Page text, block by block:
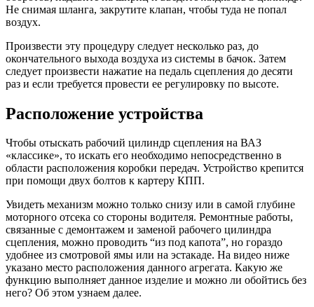
Не снимая шланга, закрутите клапан, чтобы туда не попал
воздух.
Произвести эту процедуру следует несколько раз, до
окончательного выхода воздуха из системы в бачок. Затем
следует произвести нажатие на педаль сцепления до десяти
раз и если требуется провести ее регулировку по высоте.
Расположение устройства
Чтобы отыскать рабочий цилиндр сцепления на ВАЗ
«классике», то искать его необходимо непосредственно в
области расположения коробки передач. Устройство крепится
при помощи двух болтов к картеру КПП.
Увидеть механизм можно только снизу или в самой глубине
моторного отсека со стороны водителя. Ремонтные работы,
связанные с демонтажем и заменой рабочего цилиндра
сцепления, можно проводить “из под капота”, но гораздо
удобнее из смотровой ямы или на эстакаде. На видео ниже
указано место расположения данного агрегата. Какую же
функцию выполняет данное изделие и можно ли обойтись без
него? Об этом узнаем далее.